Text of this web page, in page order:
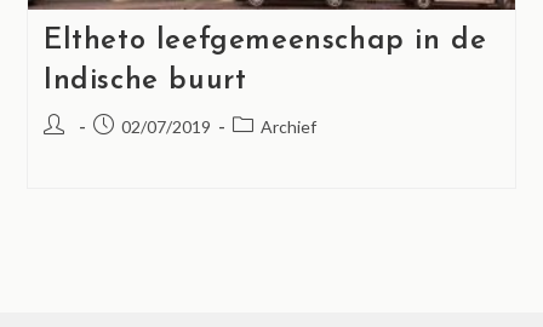
Eltheto leefgemeenschap in de
Indische buurt
02/07/2019 Archief